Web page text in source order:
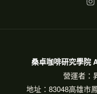
桑卓咖啡研究學院
營運者：
地址：83048高雄市